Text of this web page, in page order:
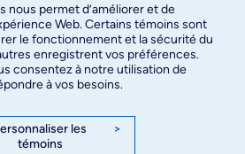
490
nous permet d’améliorer et de
Web. Certains témoins sont
le fonctionnement et la sécurité du
enregistrent vos préférences.
consentez à notre utilisation de
à vos besoins.
les
témoins
>